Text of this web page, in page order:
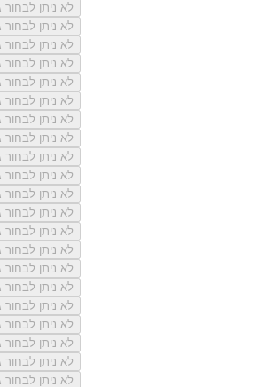
לא ניתן לבחור גודל
לא ניתן לבחור גודל
לא ניתן לבחור גודל
לא ניתן לבחור גודל
לא ניתן לבחור גודל
לא ניתן לבחור גודל
לא ניתן לבחור גודל
לא ניתן לבחור גודל
לא ניתן לבחור גודל
לא ניתן לבחור גודל
לא ניתן לבחור גודל
לא ניתן לבחור גודל
לא ניתן לבחור גודל
לא ניתן לבחור גודל
לא ניתן לבחור גודל
לא ניתן לבחור גודל
לא ניתן לבחור גודל
לא ניתן לבחור גודל
לא ניתן לבחור גודל
לא ניתן לבחור גודל
לא ניתן לבחור גודל